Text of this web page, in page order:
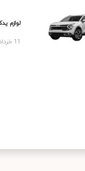
لوازم یدکی